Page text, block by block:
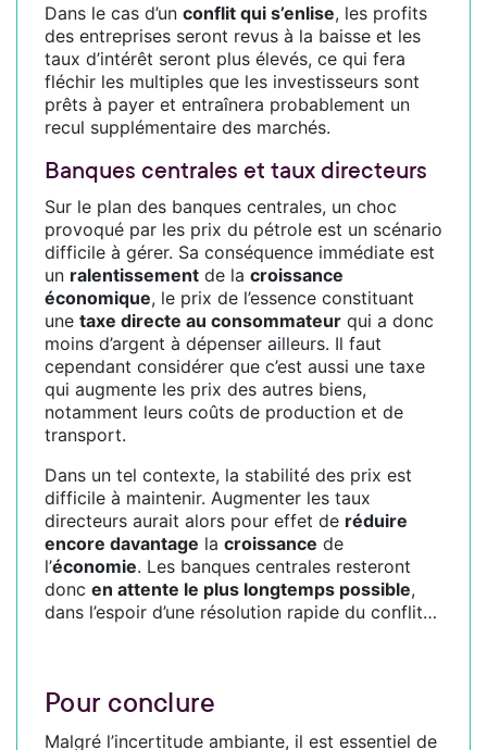
Dans le cas d’un conflit qui s’enlise, les profits
des entreprises seront revus à la baisse et les
taux d’intérêt seront plus élevés, ce qui fera
fléchir les multiples que les investisseurs sont
prêts à payer et entraînera probablement un
recul supplémentaire des marchés.
Banques centrales et taux directeurs
Sur le plan des banques centrales, un choc
provoqué par les prix du pétrole est un scénario
difficile à gérer. Sa conséquence immédiate est
un ralentissement de la croissance
économique, le prix de l’essence constituant
une taxe directe au consommateur qui a donc
moins d’argent à dépenser ailleurs. Il faut
cependant considérer que c’est aussi une taxe
qui augmente les prix des autres biens,
notamment leurs coûts de production et de
transport.
Dans un tel contexte, la stabilité des prix est
difficile à maintenir. Augmenter les taux
directeurs aurait alors pour effet de réduire
encore davantage la croissance de
l’économie. Les banques centrales resteront
donc en attente le plus longtemps possible,
dans l’espoir d’une résolution rapide du conflit…
Pour conclure
Malgré l’incertitude ambiante, il est essentiel de